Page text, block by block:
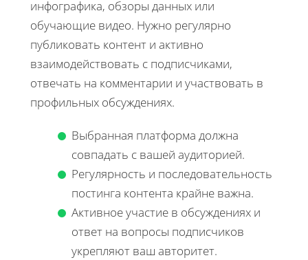
инфографика, обзоры данных или
обучающие видео. Нужно регулярно
публиковать контент и активно
взаимодействовать с подписчиками,
отвечать на комментарии и участвовать в
профильных обсуждениях.
Выбранная платформа должна
совпадать с вашей аудиторией.
Регулярность и последовательность
постинга контента крайне важна.
Активное участие в обсуждениях и
ответ на вопросы подписчиков
укрепляют ваш авторитет.